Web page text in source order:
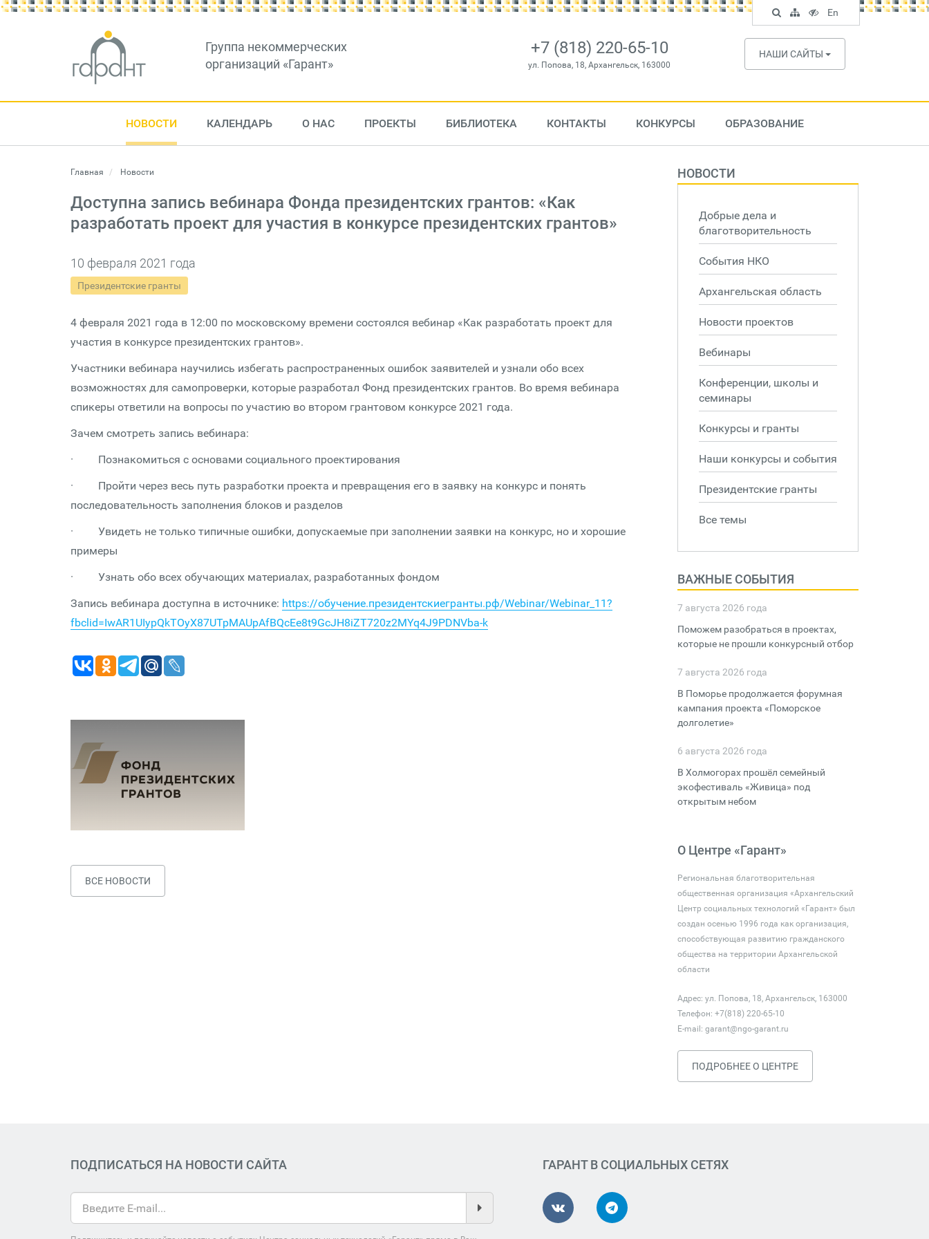
Группа некоммерческих
организаций «Гарант»
+7 (818) 220-65-10
ул. Попова, 18, Архангельск, 163000
НАШИ САЙТЫ
НОВОСТИ КАЛЕНДАРЬ О НАС ПРОЕКТЫ БИБЛИОТЕКА КОНТАКТЫ КОНКУРСЫ ОБРАЗОВАНИЕ
Главная Новости
Доступна запись вебинара Фонда президентских грантов: «Как
разработать проект для участия в конкурсе президентских грантов»
10 февраля 2021 года
Президентские гранты
4 февраля 2021 года в 12:00 по московскому времени состоялся вебинар «Как разработать проект для
участия в конкурсе президентских грантов».
Участники вебинара научились избегать распространенных ошибок заявителей и узнали обо всех
возможностях для самопроверки, которые разработал Фонд президентских грантов. Во время вебинара
спикеры ответили на вопросы по участию во втором грантовом конкурсе 2021 года.
Зачем смотреть запись вебинара:
· Познакомиться с основами социального проектирования
· Пройти через весь путь разработки проекта и превращения его в заявку на конкурс и понять
последовательность заполнения блоков и разделов
· Увидеть не только типичные ошибки, допускаемые при заполнении заявки на конкурс, но и хорошие
примеры
· Узнать обо всех обучающих материалах, разработанных фондом
Запись вебинара доступна в источнике: https://обучение.президентскиегранты.рф/Webinar/Webinar_11?
fbclid=IwAR1UIypQkTOyX87UTpMAUpAfBQcEe8t9GcJH8iZT720z2MYq4J9PDNVba-k
ВСЕ НОВОСТИ
НОВОСТИ
Добрые дела и
благотворительность
События НКО
Архангельская область
Новости проектов
Вебинары
Конференции, школы и
семинары
Конкурсы и гранты
Наши конкурсы и события
Президентские гранты
Все темы
ВАЖНЫЕ СОБЫТИЯ
7 августа 2026 года
Поможем разобраться в проектах,
которые не прошли конкурсный отбор
7 августа 2026 года
В Поморье продолжается форумная
кампания проекта «Поморское
долголетие»
6 августа 2026 года
В Холмогорах прошёл семейный
экофестиваль «Живица» под
открытым небом
О Центре «Гарант»
Региональная благотворительная
общественная организация «Архангельский
Центр социальных технологий «Гарант» был
создан осенью 1996 года как организация,
способствующая развитию гражданского
общества на территории Архангельской
области
Адрес: ул. Попова, 18, Архангельск, 163000
Телефон: +7(818) 220-65-10
E-mail: garant@ngo-garant.ru
ПОДРОБНЕЕ О ЦЕНТРЕ
ПОДПИСАТЬСЯ НА НОВОСТИ САЙТА ГАРАНТ В СОЦИАЛЬНЫХ СЕТЯХ
Поиск
по
сайту
Карта
сайта
Версия
для
слабовидящих
En
English